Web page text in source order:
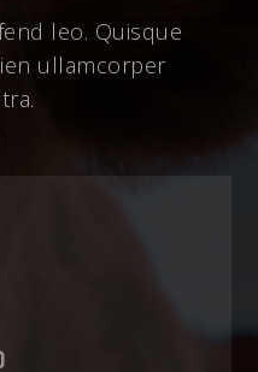
leo. Quisque
ullamcorper